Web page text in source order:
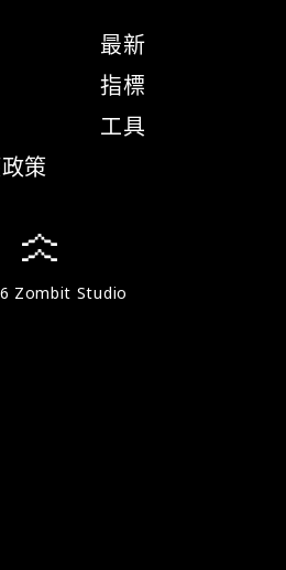
策
最新
指標
工具
Zombit Studio